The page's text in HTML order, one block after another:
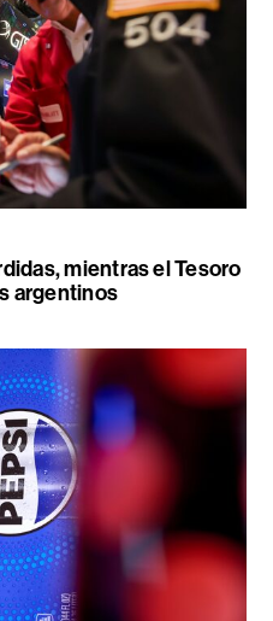
mientras el Tesoro
argentinos